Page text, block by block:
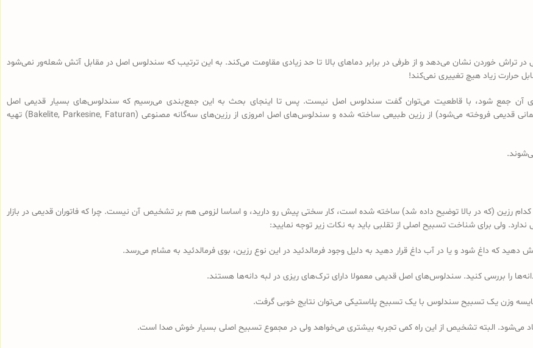
در تراش خوردن نشان می‌دهد و از طرفی در برابر دماهای بالا تا حد زیادی مقاومت می‌کند. به این ترتیب که سندلوس اصل در مقابل آتش شعله‌ور نمی‌شود
حرارت زیاد هیچ تغییری نمی‌کند!
آن جمع شود، با قاطعیت می‌توان گفت سندلوس اصل نیست. پس تا اینجای بحث به این جمع‌بندی می‌رسیم که سندلوس‌های بسیار قدیمی اصل
(سندلوس‌هایی با قدمت بیش از 100 سال، نه آنچه که در بازار به نام سندلوس آلمانی قدیمی فروخته می‌شود) از رزین طبیعی ساخته شده و سندلوس‌‌های اصل امروزی از رزین‌های سه‌گانه مصنوعی (Bakelite, Parkesine, Faturan) تهیه
رزین (که در بالا توضیح داده شد) ساخته شده است، کار سختی پیش رو دارید، و اساسا لزومی هم بر تشخیص آن نیست. چرا که فاتوران قدیمی در بازار
ولی برای شناخت تسبیح اصلی از تقلبی باید به نکات زیر توجه نمایید:
را بررسی کنید. سندلوس‌های اصل قدیمی معمولا دارای ترک‌های ریزی در لبه دانه‌ها هستند.
وزن یک تسبیح سندلوس با یک تسبیح پلاستیکی می‌توان نتایج خوبی گرفت.
می‌شود. البته تشخیص از این راه کمی تجربه بیشتری می‌خواهد ولی در مجموع تسبیح اصلی بسیار خوش صدا است.